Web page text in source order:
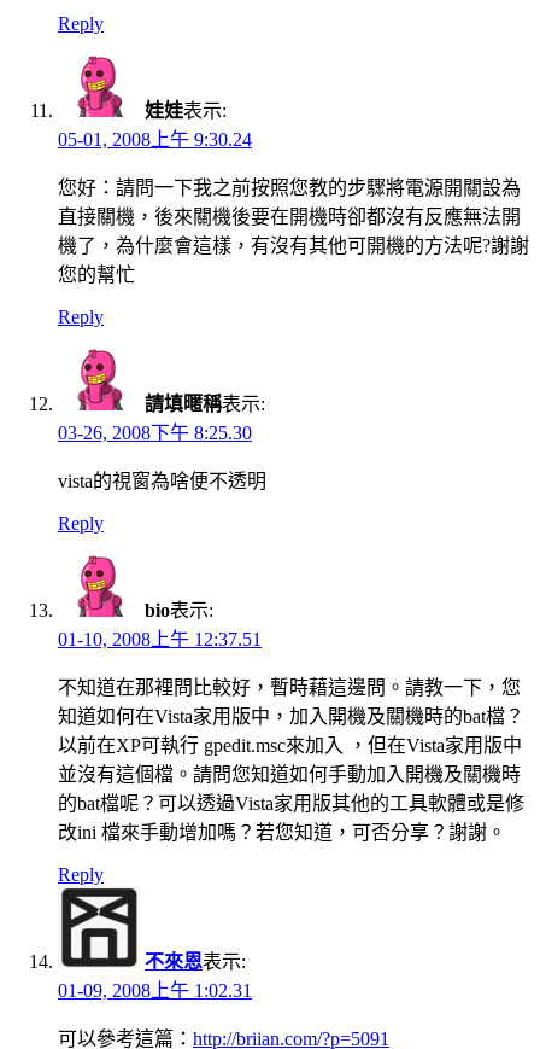
Reply
娃娃表示:
05-01, 2008上午 9:30.24
您好：請問一下我之前按照您教的步驟將電源開關設為
直接關機，後來關機後要在開機時卻都沒有反應無法開
機了，為什麼會這樣，有沒有其他可開機的方法呢?謝謝
您的幫忙
Reply
請填暱稱表示:
03-26, 2008下午 8:25.30
vista的視窗為啥便不透明
Reply
bio表示:
01-10, 2008上午 12:37.51
不知道在那裡問比較好，暫時藉這邊問。請教一下，您
知道如何在Vista家用版中，加入開機及關機時的bat檔？
以前在XP可執行 gpedit.msc來加入 ，但在Vista家用版中
並沒有這個檔。請問您知道如何手動加入開機及關機時
的bat檔呢？可以透過Vista家用版其他的工具軟體或是修
改ini 檔來手動增加嗎？若您知道，可否分享？謝謝。
Reply
不來恩表示:
01-09, 2008上午 1:02.31
可以參考這篇： http://briian.com/?p=5091